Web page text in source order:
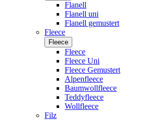
Flanell
Flanell uni
Flanell gemustert
Fleece
Fleece
Fleece
Fleece Uni
Fleece Gemustert
Alpenfleece
Baumwollfleece
Teddyfleece
Wollfleece
Filz